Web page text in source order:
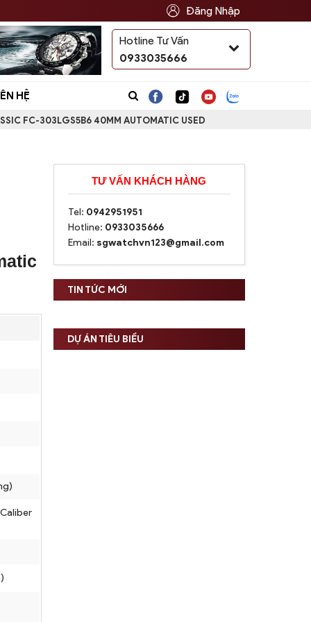
Đăng Nhập
Hotline Tư Vấn
0933035666
HỆ
FC-303LGS5B6 40MM AUTOMATIC USED
TƯ VẤN KHÁCH HÀNG
Tel: 0942951951
Hotline: 0933035666
Email: sgwatchvn123@gmail.com
TIN TỨC MỚI
DỰ ÁN TIÊU BIỂU